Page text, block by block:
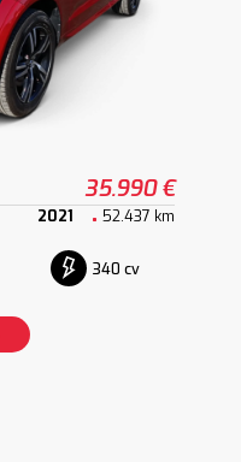
35.990 €
2021 52.437 km
340 cv